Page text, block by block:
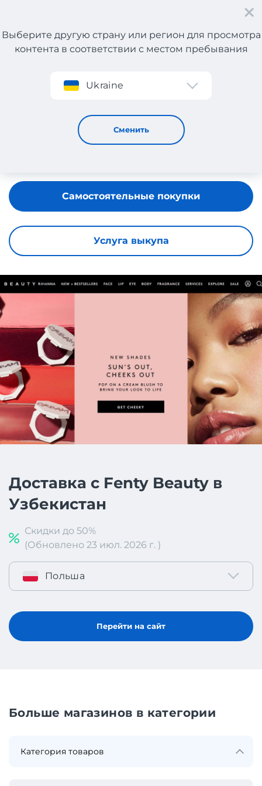
Регистрация
Выберите другую страну или регион для просмотра
контента в соответствии с местом пребывания
Ukraine
Сменить
Fenty Beauty
Услуга выкупа
Самостоятельные покупки
Доставка с Fenty Beauty в
Узбекистан
Скидки до 50%
(Обновлено 23 июл. 2026 г. )
Польша
Перейти на сайт
Больше магазинов в категории